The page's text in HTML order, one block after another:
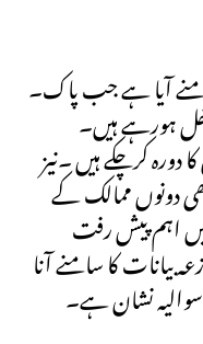
آیا ہے جب پاک۔
ہورہے ہیں۔
کرچکے ہیں ۔نیز
دونوں ممالک کے
اہم پیش رفت
بیانات کا سامنے آنا
نشان ہے۔